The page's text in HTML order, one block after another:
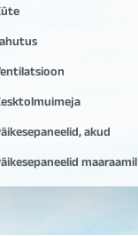
akud
maaraamil